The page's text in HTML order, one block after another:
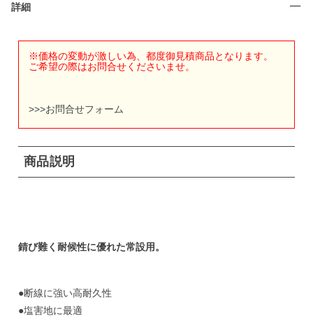
詳細
※価格の変動が激しい為、都度御見積商品となります。
ご希望の際はお問合せくださいませ。
>>>お問合せフォーム
商品説明
錆び難く耐候性に優れた常設用。
●断線に強い高耐久性
●塩害地に最適